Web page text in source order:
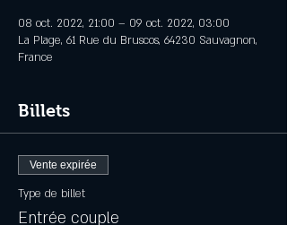
08 oct. 2022, 21:00 – 09 oct. 2022, 03:00
La Plage, 61 Rue du Bruscos, 64230 Sauvagnon,
France
Billets
Vente expirée
Type de billet
Entrée couple